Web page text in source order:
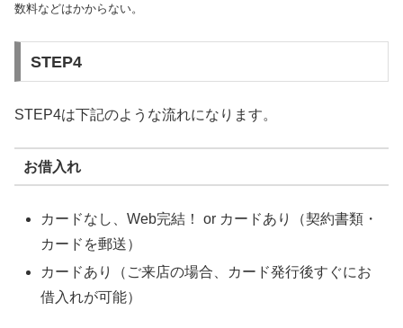
数料などはかからない。
STEP4
STEP4は下記のような流れになります。
お借入れ
カードなし、Web完結！ or カードあり（契約書類・
カードを郵送）
カードあり（ご来店の場合、カード発行後すぐにお
借入れが可能）